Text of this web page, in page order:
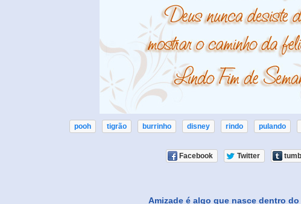
pooh tigrão burrinho disney rindo pulando
Facebook Twitter
Amizade é algo que nasce dentro